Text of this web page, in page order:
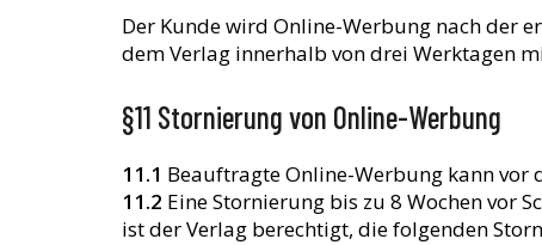
Der Kunde wird Online-Werbung nach der
dem Verlag innerhalb von drei Werktagen
§11 Stornierung von Online-Werbung
11.1 Beauftragte Online-Werbung kann vor
11.2 Eine Stornierung bis zu 8 Wochen vor
ist der Verlag berechtigt, die folgenden